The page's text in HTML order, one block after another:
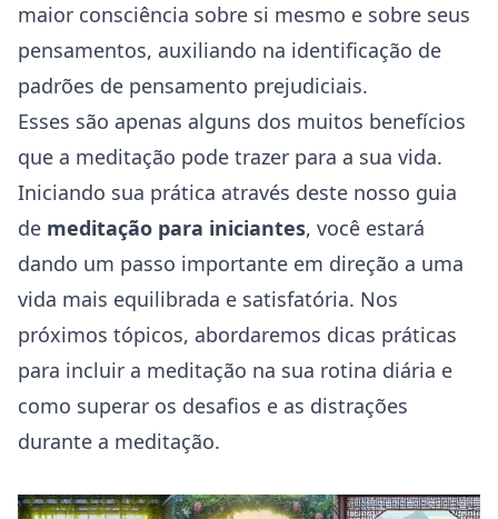
maior consciência sobre si mesmo e sobre seus
pensamentos, auxiliando na identificação de
padrões de pensamento prejudiciais.
Esses são apenas alguns dos muitos benefícios
que a meditação pode trazer para a sua vida.
Iniciando sua prática através deste nosso guia
de meditação para iniciantes, você estará
dando um passo importante em direção a uma
vida mais equilibrada e satisfatória. Nos
próximos tópicos, abordaremos dicas práticas
para incluir a meditação na sua rotina diária e
como superar os desafios e as distrações
durante a meditação.